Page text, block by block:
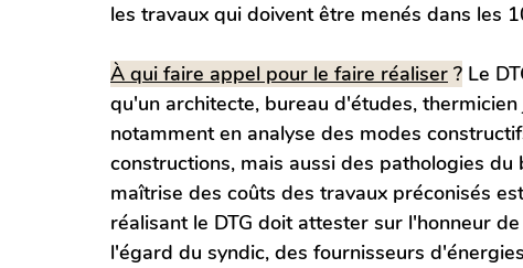
les travaux qui doivent être menés dans les
À qui faire appel pour le faire réaliser ? Le
qu'un architecte, bureau d'études,
notamment en analyse des modes
constructions, mais aussi des pathologies
maîtrise des coûts des travaux préconisés
réalisant le DTG doit attester sur l'honneur
l'égard du syndic, des fournisseurs